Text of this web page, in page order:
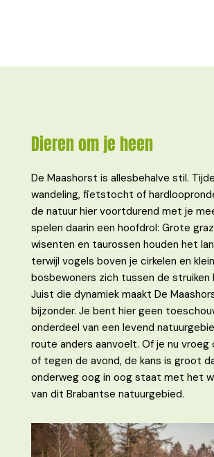
Dieren om je heen
De Maashorst is allesbehalve stil.
wandeling, fietstocht of
de natuur hier voortdurend met je
spelen daarin een hoofdrol: Grote
wisenten en taurossen houden het
terwijl vogels boven je cirkelen en
bosbewoners zich tussen de struiken
Juist die dynamiek maakt De
bijzonder. Je bent hier geen
onderdeel van een levend
route anders aanvoelt. Of je nu vroeg
of tegen de avond, de kans is groot
onderweg oog in oog staat met het
van dit Brabantse natuurgebied.